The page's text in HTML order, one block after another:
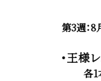
第3週：8
・王様
各1